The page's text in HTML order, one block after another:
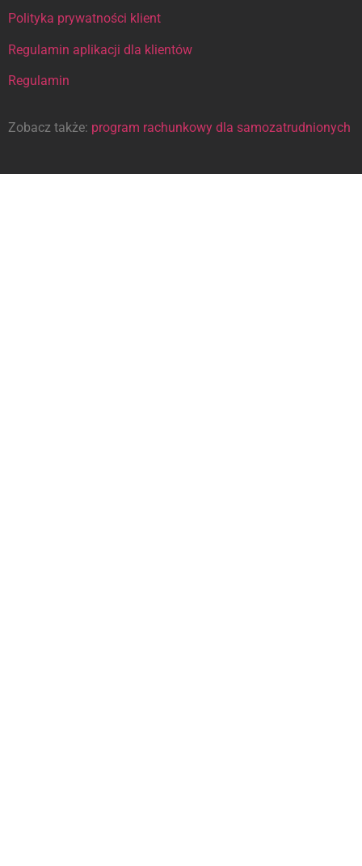
Polityka prywatności klient
Regulamin aplikacji dla klientów
Regulamin
Zobacz także: program rachunkowy dla samozatrudnionych